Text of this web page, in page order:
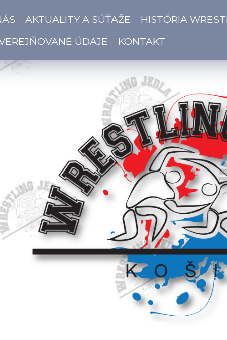
AKTUALITY A SÚŤAŽE HISTÓRIA
ÚDAJE
KONTAKT